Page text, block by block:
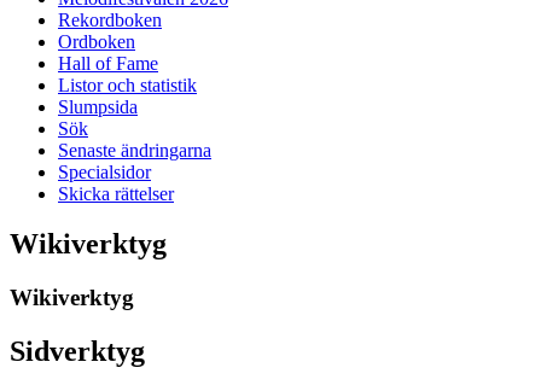
Rekordboken
Ordboken
Hall of Fame
Listor och statistik
Slumpsida
Sök
Senaste ändringarna
Specialsidor
Skicka rättelser
Wikiverktyg
Wikiverktyg
Sidverktyg